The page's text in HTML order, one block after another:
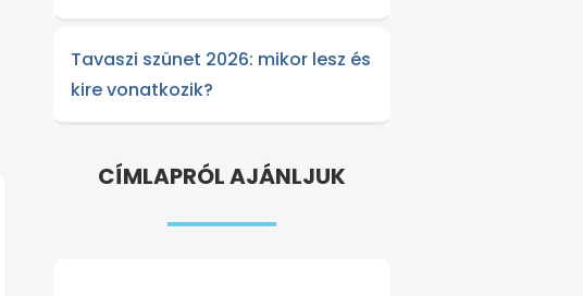
Tavaszi szünet 2026: mikor lesz és
kire vonatkozik?
CÍMLAPRÓL AJÁNLJUK